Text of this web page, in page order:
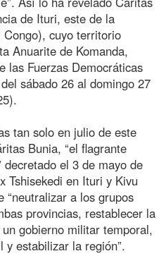
de Ituri, este de la
cuyo territorio
Anuarite de Komanda,
las Fuerzas Democráticas
sábado 26 al domingo 27
tan solo en julio de este
Bunia, “el flagrante
el 3 de mayo de
Tshisekedi en Ituri y Kivu
“neutralizar a los grupos
provincias, restablecer la
gobierno militar temporal,
y estabilizar la región”.